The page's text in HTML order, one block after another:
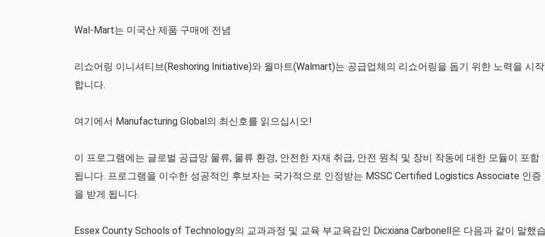
Wal-Mart는 미국산 제품 구매에 전념
리쇼어링 이니셔티브(Reshoring Initiative)와 월마트(Walmart)는 공급업체의 리쇼어링을 돕기 위한 노력을 시작
합니다.
여기에서 Manufacturing Global의 최신호를 읽으십시오!
이 프로그램에는 글로벌 공급망 물류, 물류 환경, 안전한 자재 취급, 안전 원칙 및 장비 작동에 대한 모듈이 포함
됩니다. 프로그램을 이수한 성공적인 후보자는 국가적으로 인정받는 MSSC Certified Logistics Associate 인증
을 받게 됩니다.
Essex County Schools of Technology의 교과과정 및 교육 부교육감인 Dicxiana Carbonell은 다음과 같이 말했